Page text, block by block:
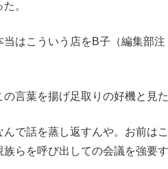
。
当はこういう店をB子（編集部
言葉を揚げ足取りの好機と見
んで話を蒸し返すんや。お前は
族らを呼び出しての会議を強要